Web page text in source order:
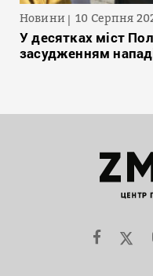
Новини 10 Серпня
У десятках міст
засудженням